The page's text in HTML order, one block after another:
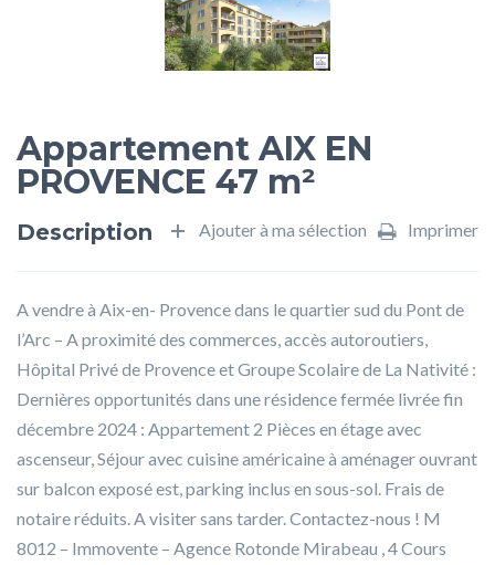
Appartement AIX EN
PROVENCE 47 m²
Description Imprimer
Ajouter à ma sélection
A vendre à Aix-en- Provence dans le quartier sud du Pont de
l’Arc – A proximité des commerces, accès autoroutiers,
Hôpital Privé de Provence et Groupe Scolaire de La Nativité :
Dernières opportunités dans une résidence fermée livrée fin
décembre 2024 : Appartement 2 Pièces en étage avec
ascenseur, Séjour avec cuisine américaine à aménager ouvrant
sur balcon exposé est, parking inclus en sous-sol. Frais de
notaire réduits. A visiter sans tarder. Contactez-nous ! M
8012 – Immovente – Agence Rotonde Mirabeau , 4 Cours